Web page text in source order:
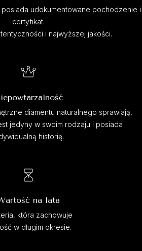
posiada udokumentowane pochodzenie i
certyfikat.
i najwyższej jakości.
diamentu naturalnego sprawiają,
jedyny w swoim rodzaju i posiada
historię.
na lata
która zachowuje
w długim okresie.